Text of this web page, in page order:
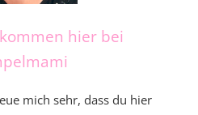
hier bei
mich sehr, dass du hier